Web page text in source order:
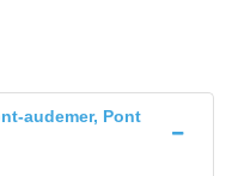
audemer, Pont